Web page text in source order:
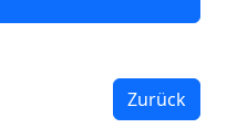
Zurück